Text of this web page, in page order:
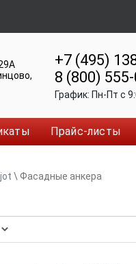
,
+7 (495)
8 (800)
График: Пн-Пт c
Прайс-листы
\ Фасадные анкера